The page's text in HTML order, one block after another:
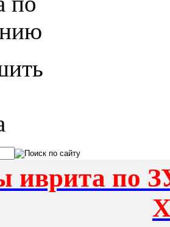
иврита по